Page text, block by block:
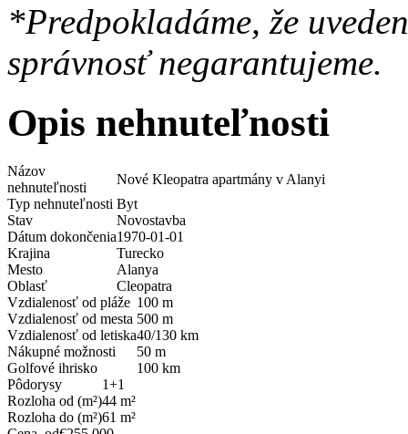
*Predpokladáme, že
správnosť negarantujeme.
Opis nehnuteľnosti
Názov
nehnuteľnosti
Nové Kleopatra apartmány v Alanyi
Typ nehnuteľnosti Byt
Stav
Novostavba
Dátum dokončenia1970-01-01
Krajina
Turecko
Mesto
Alanya
Oblasť
Cleopatra
Vzdialenosť od pláže 100 m
Vzdialenosť od mesta 500 m
Vzdialenosť od letiska40/130 km
Nákupné možnosti
50 m
Golfové ihrisko
100 km
Pôdorysy
1+1
Rozloha od (m²)44 m²
Rozloha do (m²)61 m²